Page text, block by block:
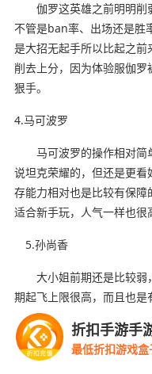
伽罗这英雄之前明明削
不管是ban率、出场还是胜
是大招无起手所以比起之
削去上分，因为体验服伽
狠手。
4.马可波罗
马可波罗的操作相对简
说坦克荣耀的，但还是更
存能力相对也是比较有保
适合新手玩，人气一样也很
5.孙尚香
大小姐前期还是比较弱
期起飞上限很高，而且也
翻盘机会还是比较高的，就
折扣手游手
最低折扣游戏盒